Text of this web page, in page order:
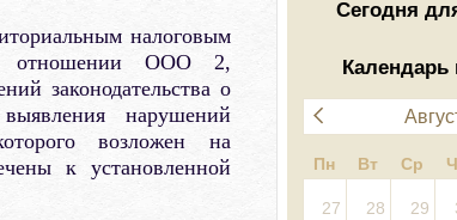
налоговым
в отношении ООО 2,
законодательства о
нарушений
возложен на
к установленной
Сегодня
Календарь
Пн Вт Ср
27 28 29